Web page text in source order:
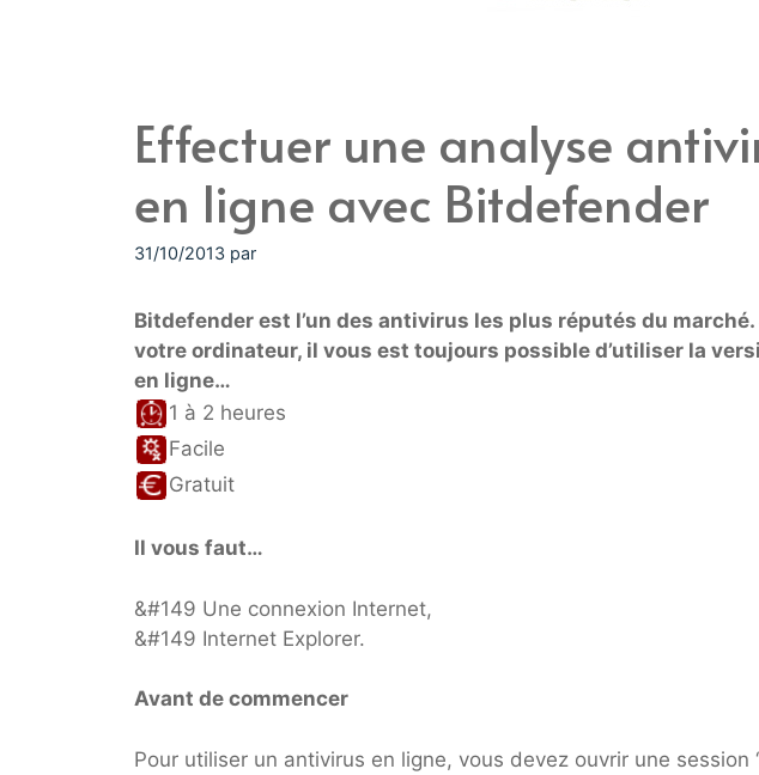
Effectuer une analyse
en ligne avec Bitdefender
31/10/2013 par
Bitdefender est l’un des antivirus les plus réputés du marché.
votre ordinateur, il vous est toujours possible d’utiliser la
en ligne…
1 à 2 heures
Facile
Gratuit
Il vous faut…
&#149 Une connexion Internet,
&#149 Internet Explorer.
Avant de commencer
Pour utiliser un antivirus en ligne, vous devez ouvrir une session